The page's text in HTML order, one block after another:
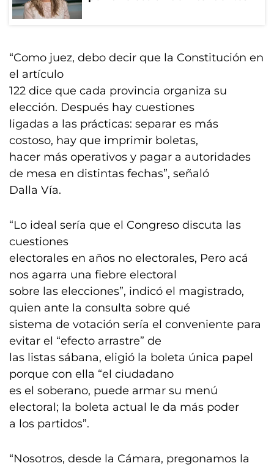
“Como juez, debo decir que la Constitución en
el artículo
122 dice que cada provincia organiza su
elección. Después hay cuestiones
ligadas a las prácticas: separar es más
costoso, hay que imprimir boletas,
hacer más operativos y pagar a autoridades
de mesa en distintas fechas”, señaló
Dalla Vía.
“Lo ideal sería que el Congreso discuta las
cuestiones
electorales en años no electorales, Pero acá
nos agarra una fiebre electoral
sobre las elecciones”, indicó el magistrado,
quien ante la consulta sobre qué
sistema de votación sería el conveniente para
evitar el “efecto arrastre” de
las listas sábana, eligió la boleta única papel
porque con ella “el ciudadano
es el soberano, puede armar su menú
electoral; la boleta actual le da más poder
a los partidos”.
“Nosotros, desde la Cámara, pregonamos la